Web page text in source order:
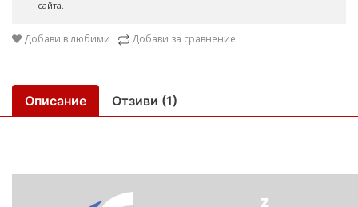
сайта.
Добави в любими Добави за сравнение
Описание Отзиви (1)